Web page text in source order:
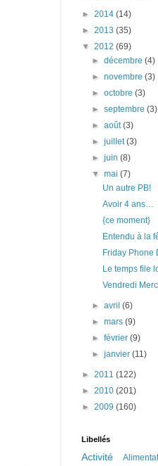
► 2014 (14)
► 2013 (35)
▼ 2012 (69)
►décembre(4)
►novembre(3)
►octobre(3)
►septembre(3)
►août(3)
►juillet(3)
►juin(8)
▼mai(7)
Un autre PB!
Avoir 4 ans…
{ce moment}
Entendu à la
Friday Phone
Le temps file
Vendredi
►avril(6)
►mars(9)
►février(9)
►janvier(11)
► 2011 (122)
► 2010 (201)
► 2009 (160)
Libellés
Activité